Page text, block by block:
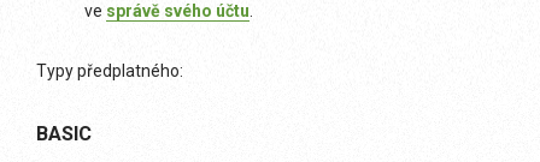
ve správě svého účtu.
Typy předplatného:
BASIC